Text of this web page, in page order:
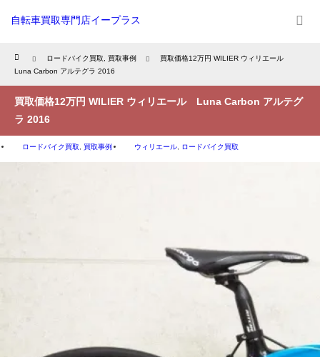
自転車買取専門店イープラス
Home ロードバイク買取 買取事例
買取価格12万円 WILIER ウィリエール
Luna Carbon アルテグラ 2016
買取価格12万円 WILIER ウィリエール Luna Carbon アルテグ
ラ 2016
ロードバイク買取 買取事例 ウィリエール ロードバイク買取